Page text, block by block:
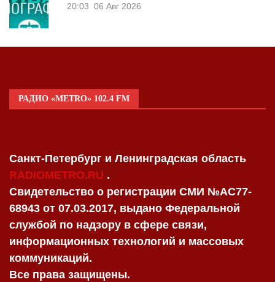
20:03 06 Авг 2026
РАДИО «METRO» 102.4 FM
Санкт-Петербург и Ленинградская область
RADIOMETRO.RU .
Свидетельство о регистрации СМИ №AC77-
68943 от 07.03.2017, выдано Федеральной
службой по надзору в сфере связи,
информационных технологий и массовых
коммуникаций.
Все права защищены.